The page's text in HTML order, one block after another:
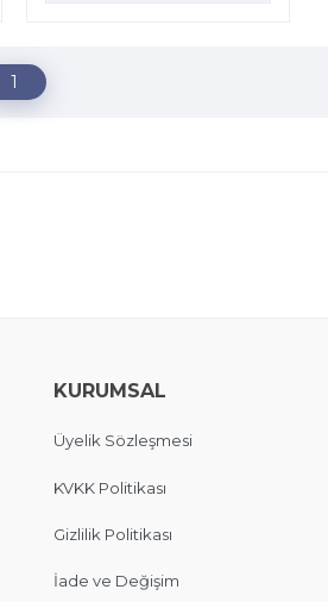
1
KURUMSAL
Üyelik Sözleşmesi
KVKK Politikası
Gizlilik Politikası
İade ve Değişim